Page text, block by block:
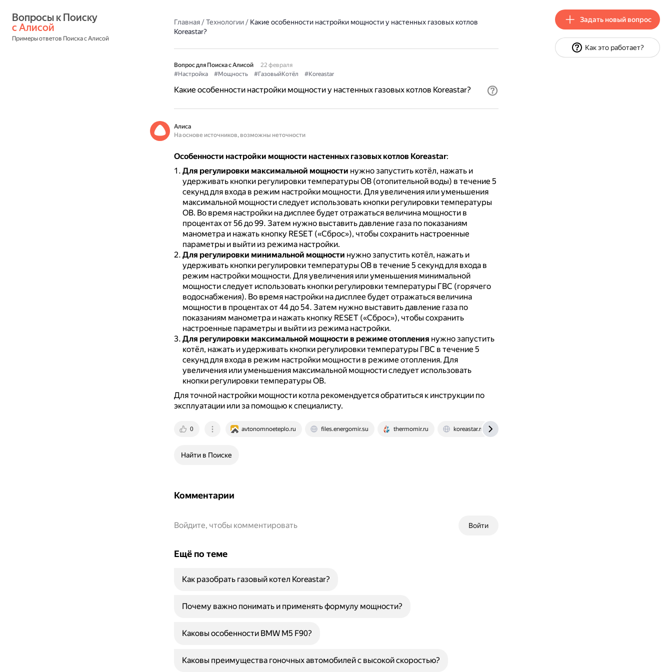
с Алисой
Примеры ответов Поиска с Алисой
Главная/Технологии/ Какие особенности настройки мощности у настенных газовых котлов
Koreastar?
Вопрос для Поиска с Алисой
22 февраля
#Настройка
#Мощность #ГазовыйКотёл #Koreastar
Какие особенности настройки мощности у настенных газовых котлов Koreastar?
Алиса
На основе источников, возможны неточности
Особенности настройки мощности настенных газовых котлов Koreastar:
Для регулировки максимальной мощности нужно запустить котёл, нажать и
удерживать кнопки регулировки температуры ОВ (отопительной воды) в течение 5
секунд для входа в режим настройки мощности. Для увеличения или уменьшения
максимальной мощности следует использовать кнопки регулировки температуры
ОВ. Во время настройки на дисплее будет отражаться величина мощности в
процентах от 56 до 99. Затем нужно выставить давление газа по показаниям
манометра и нажать кнопку RESET («Сброс»), чтобы сохранить настроенные
параметры и выйти из режима настройки.
Для регулировки минимальной мощности нужно запустить котёл, нажать и
удерживать кнопки регулировки температуры ОВ в течение 5 секунд для входа в
режим настройки мощности. Для увеличения или уменьшения минимальной
мощности следует использовать кнопки регулировки температуры ГВС (горячего
водоснабжения). Во время настройки на дисплее будет отражаться величина
мощности в процентах от 44 до 54. Затем нужно выставить давление газа по
показаниям манометра и нажать кнопку RESET («Сброс»), чтобы сохранить
настроенные параметры и выйти из режима настройки.
Для регулировки максимальной мощности в режиме отопления нужно запустить
котёл, нажать и удерживать кнопки регулировки температуры ГВС в течение 5
секунд для входа в режим настройки мощности в режиме отопления. Для
увеличения или уменьшения максимальной мощности следует использовать
кнопки регулировки температуры ОВ.
Для точной настройки мощности котла рекомендуется обратиться к инструкции по
эксплуатации или за помощью к специалисту.
0 avtonomnoeteplo.ru files.energomir.su thermomir.ru koreastar.ru
Найти в Поиске
Комментарии
Войти
Войдите, чтобы комментировать
Ещё по теме
Как разобрать газовый котел Koreastar?
Почему важно понимать и применять формулу мощности?
Каковы особенности BMW M5 F90?
Каковы преимущества гоночных автомобилей с высокой скоростью?
Задать новый вопрос
Как это работает?